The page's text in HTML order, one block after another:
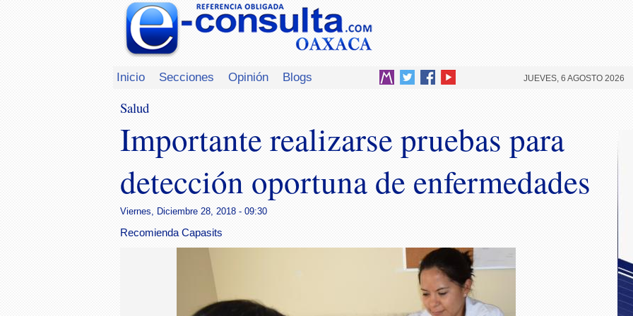
Inicio Secciones Opinión Blogs JUEVES, 6 AGOSTO 2026
Salud
Importante realizarse pruebas para
detección oportuna de enfermedades
Viernes, Diciembre 28, 2018 - 09:30
Recomienda Capasits